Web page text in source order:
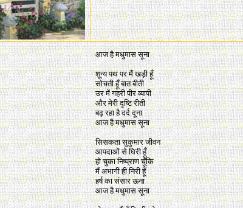
आज है मधुमास सूना
शून्य पथ पर मैं खड़ी हूँ
सोचती हूँ बात बीती
उर में गहरी पीर व्यापी
और मेरी दृष्टि रीती
बढ़ रहा है दर्द दूना
आज है मधुमास सूना
सिसकता सुकुमार जीवन
आपदाओं से घिरी हूँ
हो चुका निष्प्राण चूँकि
मैं अभागी ही निरी हूँ
हर्ष का संसार ऊना
आज है मधुमास सूना